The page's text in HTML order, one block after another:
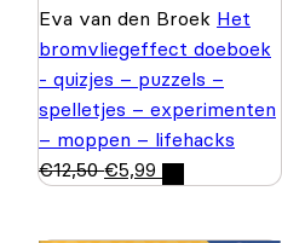
Eva van den Broek Het
bromvliegeffect doeboek
- quizjes – puzzels –
spelletjes – experimenten
– moppen – lifehacks
€12,50 €5,99